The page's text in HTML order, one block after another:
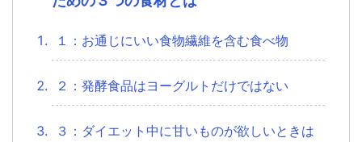
１：お通じにいい食物繊維を含む食べ物
２：発酵食品はヨーグルトだけではない
３：ダイエット中に甘いものが欲しいときは